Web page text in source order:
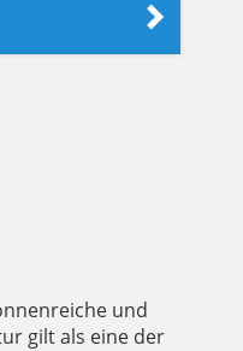
und
gilt als eine der